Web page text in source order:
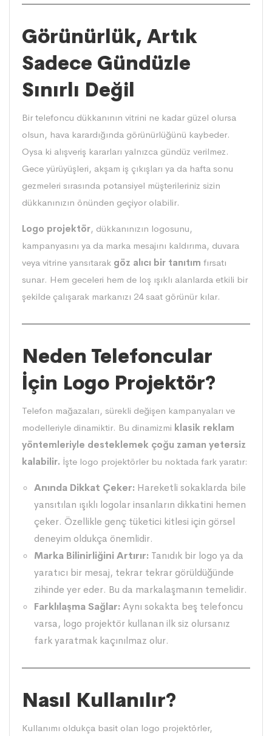
Görünürlük, Artık
Sadece Gündüzle
Sınırlı Değil
Bir telefoncu dükkanının vitrini ne kadar güzel olursa
olsun, hava karardığında görünürlüğünü kaybeder.
Oysa ki alışveriş kararları yalnızca gündüz verilmez.
Gece yürüyüşleri, akşam iş çıkışları ya da hafta sonu
gezmeleri sırasında potansiyel müşterileriniz sizin
dükkanınızın önünden geçiyor olabilir.
Logo projektör, dükkanınızın logosunu,
kampanyasını ya da marka mesajını kaldırıma, duvara
veya vitrine yansıtarak göz alıcı bir tanıtım fırsatı
sunar. Hem geceleri hem de loş ışıklı alanlarda etkili bir
şekilde çalışarak markanızı 24 saat görünür kılar.
Neden Telefoncular
İçin Logo Projektör?
Telefon mağazaları, sürekli değişen kampanyaları ve
modelleriyle dinamiktir. Bu dinamizmi klasik reklam
yöntemleriyle desteklemek çoğu zaman yetersiz
kalabilir. İşte logo projektörler bu noktada fark yaratır:
Anında Dikkat Çeker: Hareketli sokaklarda bile
yansıtılan ışıklı logolar insanların dikkatini hemen
çeker. Özellikle genç tüketici kitlesi için görsel
deneyim oldukça önemlidir.
Marka Bilinirliğini Artırır: Tanıdık bir logo ya da
yaratıcı bir mesaj, tekrar tekrar görüldüğünde
zihinde yer eder. Bu da markalaşmanın temelidir.
Farklılaşma Sağlar: Aynı sokakta beş telefoncu
varsa, logo projektör kullanan ilk siz olursanız
fark yaratmak kaçınılmaz olur.
Nasıl Kullanılır?
Kullanımı oldukça basit olan logo projektörler,